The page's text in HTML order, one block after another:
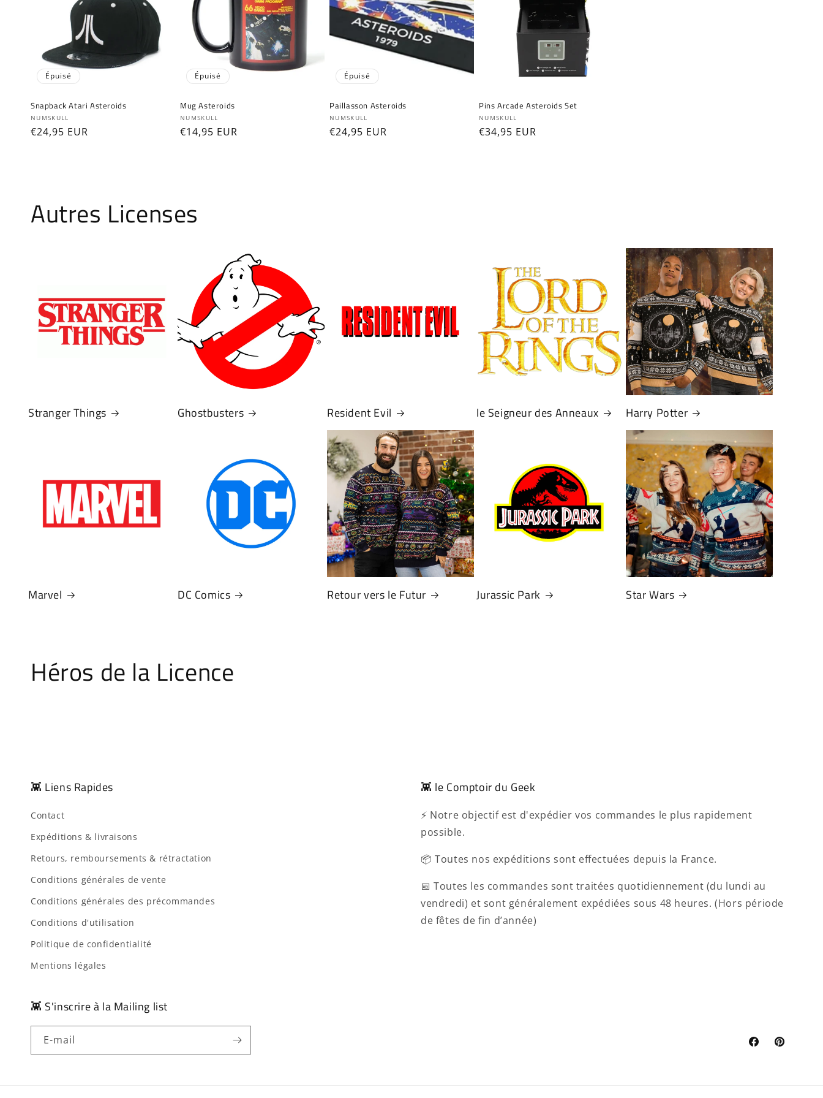
o
n
Épuisé
Snapback Atari Asteroids
Fournisseur :
NUMSKULL
Prix
€24,95 EUR
Épuisé
Mug Asteroids
Fournisseur :
NUMSKULL
Prix
€14,95 EUR
Épuisé
Paillasson Asteroids
Fournisseur :
NUMSKULL
Prix
€24,95 EUR
Pins Arcade Asteroids Set
Fournisseur :
NUMSKULL
Prix
€34,95 EUR
Autres Licenses
Stranger Things Ghostbusters Resident Evil le Seigneur des Anneaux Harry Potter
Marvel DC Comics Retour vers le Futur Jurassic Park Star Wars
Héros de la Licence
👾 Liens Rapides
Contact
Expéditions & livraisons
Retours, remboursements & rétractation
Conditions générales de vente
Conditions générales des précommandes
Conditions d'utilisation
Politique de confidentialité
Mentions légales
👾 le Comptoir du Geek
⚡ Notre objectif est d'expédier vos commandes le plus rapidement
possible.
📦 Toutes nos expéditions sont effectuées depuis la France.
📅 Toutes les commandes sont traitées quotidiennement (du lundi au
vendredi) et sont généralement expédiées sous 48 heures. (Hors période
de fêtes de fin d’année)
👾 S'inscrire à la Mailing list
E-mail
FacebookPinterest